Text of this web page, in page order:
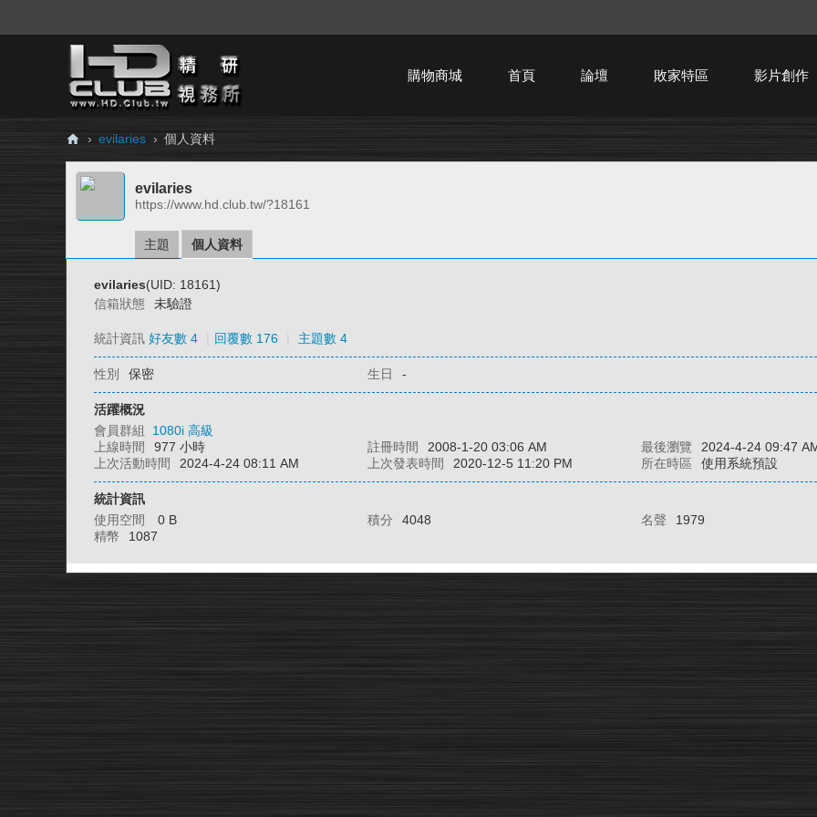
購物商城 首頁 論壇 敗家特區 影片創作
H
Cl
› evilaries › 個人資料
evilaries
https://www.hd.club.tw/?18161
主題 個人資料
evilaries(UID: 18161)
信箱狀態
未驗證
統計資訊 好友數 4 回覆數 176 主題數 4
性別 保密 生日 -
活躍概況
會員群組 1080i 高級
上線時間
977 小時 註冊時間 2008-1-20 03:06 AM 最後瀏覽
2024-4-24 09:47
上次活動時間
2024-4-24 08:11 AM 上次發表時間 2020-12-5 11:20 PM 所在時區 使用系統預設
統計資訊
使用空間
0 B 積分 4048 名聲
1979
精幣
1087